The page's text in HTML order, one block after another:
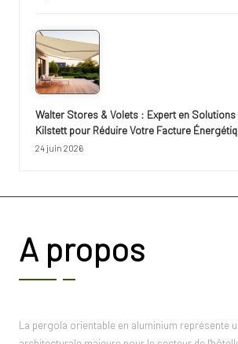
Walter Stores & Volets : Expert en
Kilstett pour Réduire Votre Facture
24 juin 2026
A propos
La pergola orientable en aluminium représente